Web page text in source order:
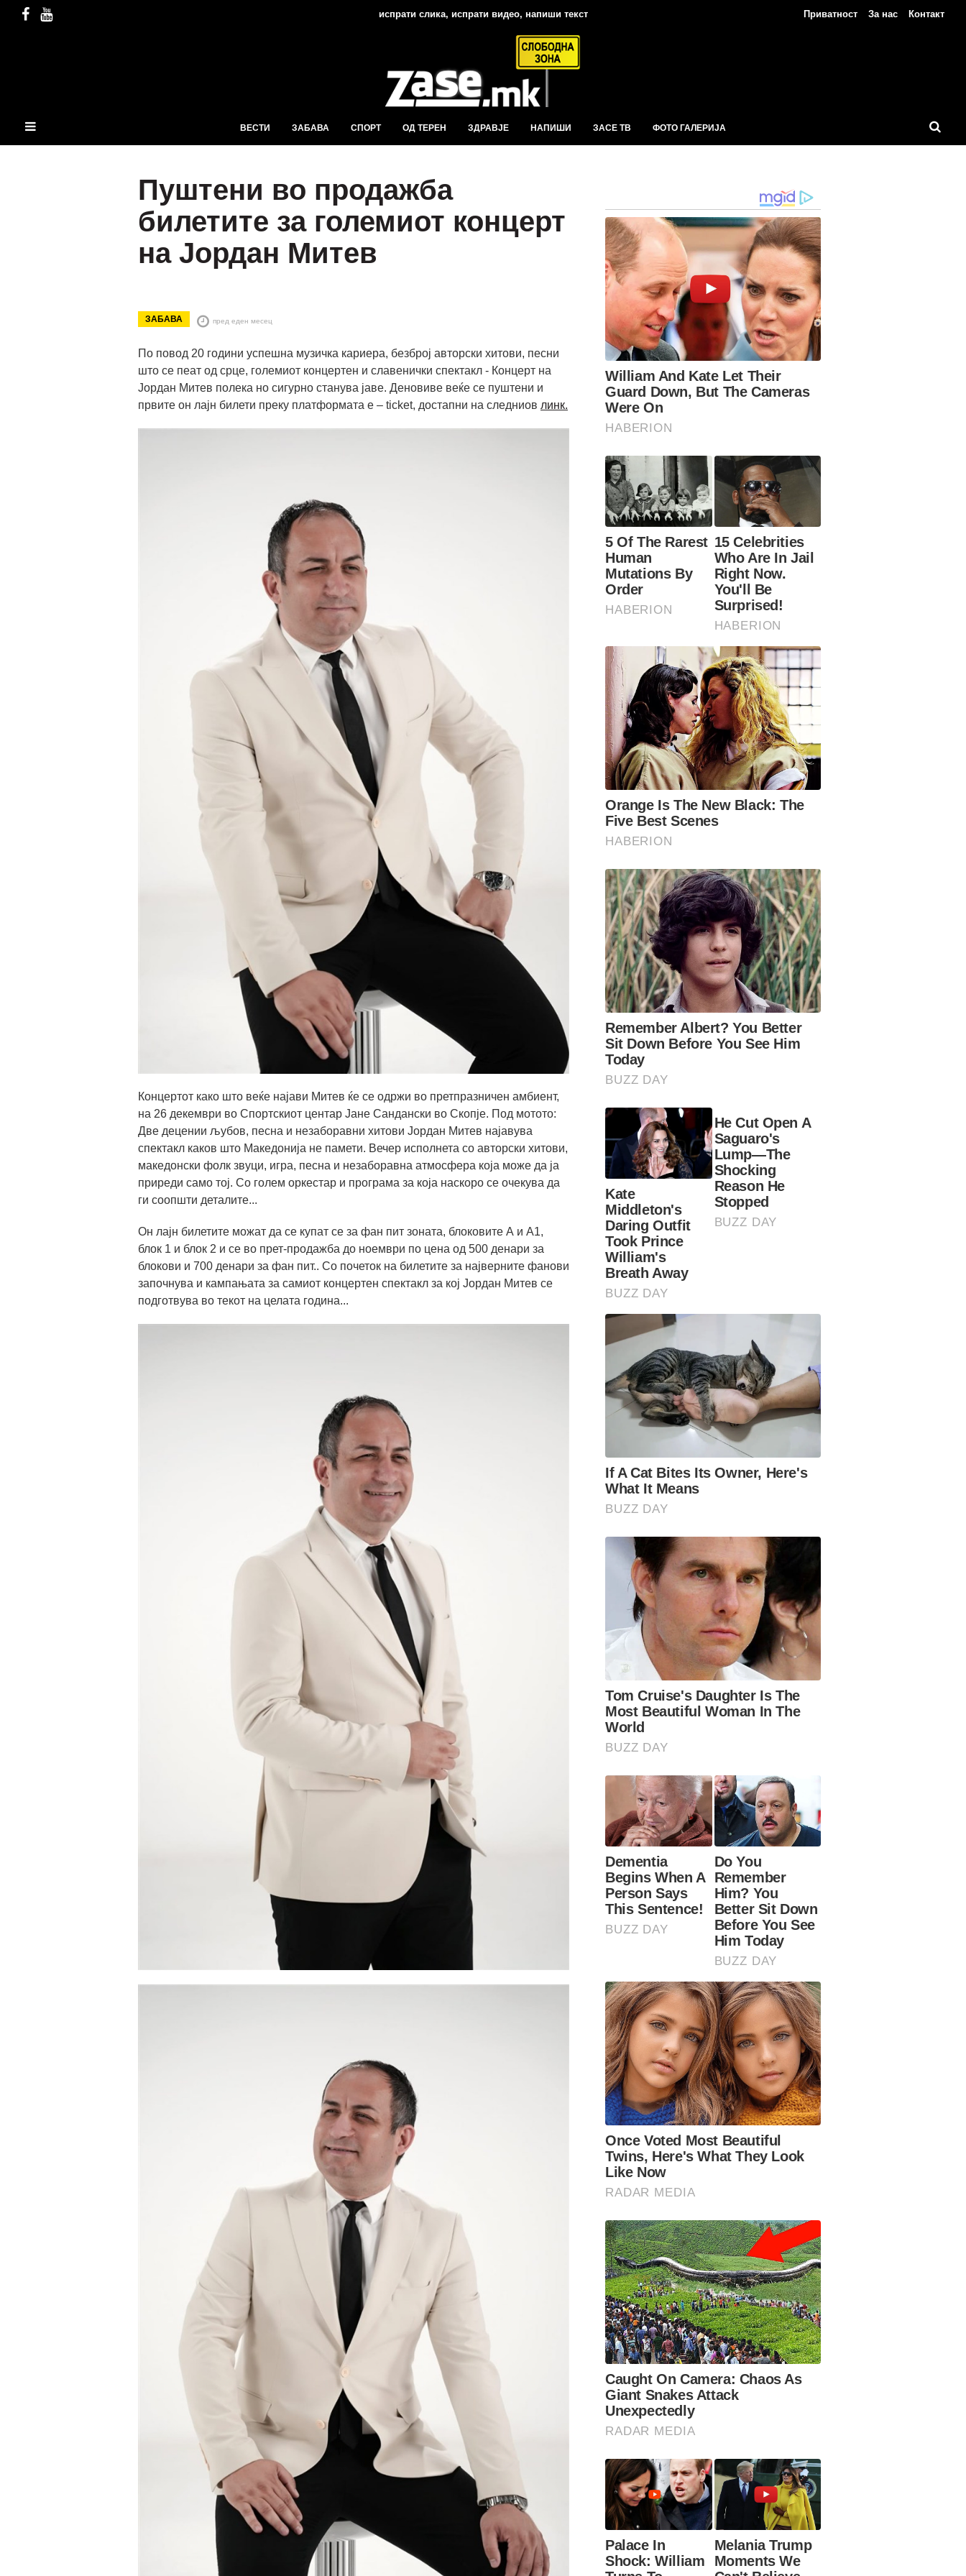
испрати слика, испрати видео, напиши текст
ВЕСТИ ЗАБАВА СПОРТ ОД ТЕРЕН ЗДРАВЈЕ НАПИШИ ЗАСЕ ТВ ФОТО ГАЛЕРИЈА
Приватност За нас Контакт
Пуштени во продажба
билетите за големиот концерт
на Јордан Митев
ЗАБАВА пред еден месец
По повод 20 години успешна музичка кариера, безброј авторски хитови, песни
што се пеат од срце, големиот концертен и славенички спектакл - Концерт на
Јордан Митев полека но сигурно станува јаве. Деновиве веќе се пуштени и
првите он лајн билети преку платформата e – ticket, достапни на следниов линк.
Концертот како што веќе најави Митев ќе се одржи во претпразничен амбиент,
на 26 декември во Спортскиот центар Јане Сандански во Скопје. Под мотото:
Две децении љубов, песна и незаборавни хитови Јордан Митев најавува
спектакл каков што Македонија не памети. Вечер исполнета со авторски хитови,
македонски фолк звуци, игра, песна и незаборавна атмосфера која може да ја
приреди само тој. Со голем оркестар и програма за која наскоро се очекува да
ги соопшти деталите...
Он лајн билетите можат да се купат се за фан пит зоната, блоковите А и А1,
блок 1 и блок 2 и се во прет-продажба до ноември по цена од 500 денари за
блокови и 700 денари за фан пит.. Со почеток на билетите за најверните фанови
започнува и кампањата за самиот концертен спектакл за кој Јордан Митев се
подготвува во текот на целата година...